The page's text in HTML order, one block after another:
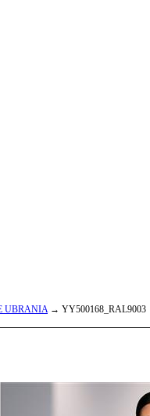
UBRANIA→ YY500168_RAL9003